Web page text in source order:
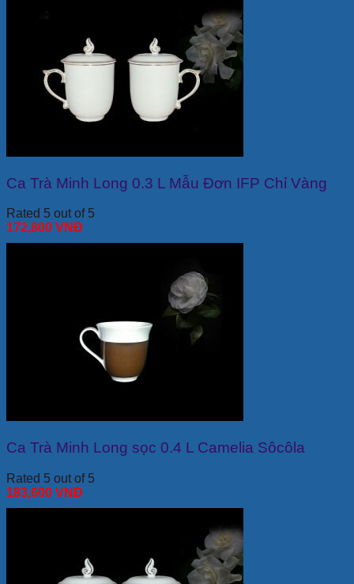
Ca Trà Minh Long 0.3 L Mẫu Đơn IFP Chỉ Vàng
Rated 5 out of 5
172,800 VNĐ
Ca Trà Minh Long sọc 0.4 L Camelia Sôcôla
Rated 5 out of 5
183,600 VNĐ